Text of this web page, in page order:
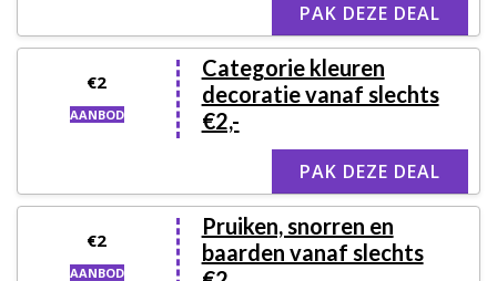
PAK DEZE DEAL
€2
AANBOD
Categorie kleuren
decoratie vanaf slechts
€2,-
PAK DEZE DEAL
€2
AANBOD
Pruiken, snorren en
baarden vanaf slechts